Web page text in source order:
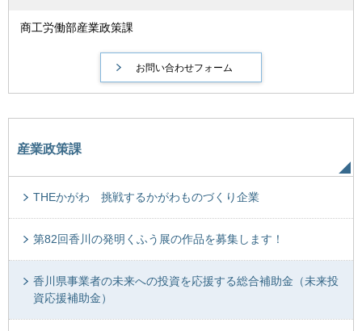
商工労働部産業政策課
産業政策課
THEかがわ 挑戦するかがわものづくり企業
第82回香川の発明くふう展の作品を募集します！
香川県事業者の未来への投資を応援する総合補助金（未来投
資応援補助金）